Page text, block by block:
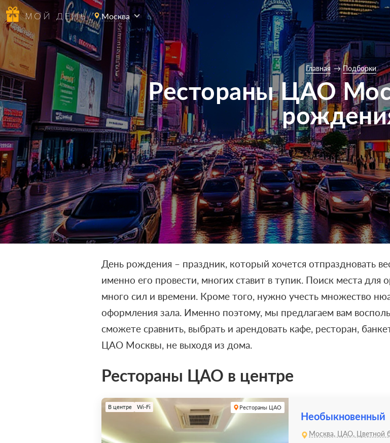
МОЙ ДЕНЬ Москва
Главная Подборки
Рестораны ЦАО
День рождения – праздник, который хочется отпраздновать
именно его провести, многих ставит в тупик. Поиск места для
много сил и времени. Кроме того, нужно учесть множество
оформления зала. Именно поэтому, мы предлагаем вам
сможете сравнить, выбрать и арендовать кафе, ресторан,
ЦАО Москвы, не выходя из дома.
Рестораны ЦАО в центре
В центре Wi-Fi Рестораны ЦАО
Необыкновенный
Москва, ЦАО, Цветной